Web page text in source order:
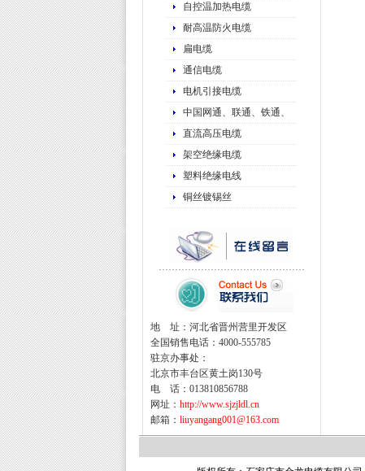
自控温加热电缆
耐高温防火电缆
扁电缆
通信电缆
电机引接电缆
中国网通、联通、铁通、
直流高压电缆
架空绝缘电缆
塑料绝缘电线
铜丝镀锡丝
地 址：河北省晋州营里开发区
全国销售电话：4000-555785
驻京办事处：
北京市丰台区黄土岗130号
电 话：013810856788
网址： http://www.sjzjldl.cn
邮箱： liuyangang001@163.com